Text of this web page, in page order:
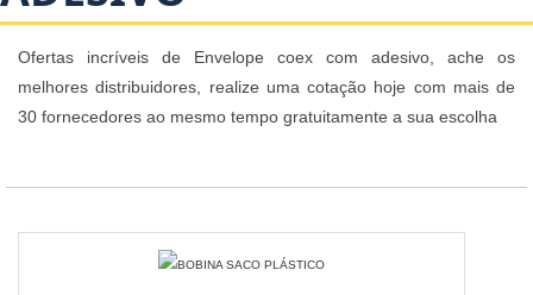
Ofertas incríveis de Envelope coex com adesivo, ache os
melhores distribuidores, realize uma cotação hoje com mais de
30 fornecedores ao mesmo tempo gratuitamente a sua escolha